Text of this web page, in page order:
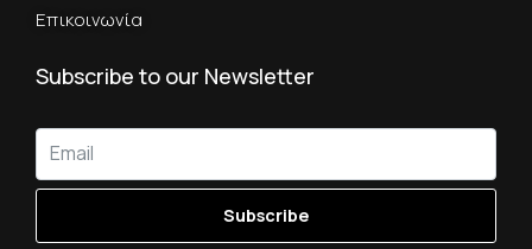
Επικοινωνία
Subscribe to our Newsletter
Subscribe